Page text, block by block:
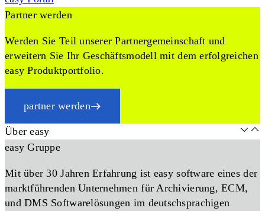
Partner werden
Werden Sie Teil unserer Partnergemeinschaft und
erweitern Sie Ihr Geschäftsmodell mit dem erfolgreichen
easy Produktportfolio.
partner werden
Über easy
easy Gruppe
Mit über 30 Jahren Erfahrung ist easy software eines der
marktführenden Unternehmen für Archivierung, ECM,
und DMS Softwarelösungen im deutschsprachigen